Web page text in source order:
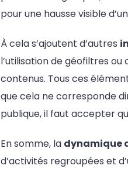
pour une hausse visible
À cela s’ajoutent d’autres
l’utilisation de géofiltres
contenus. Tous ces
que cela ne corresponde
publique, il faut accepter
En somme, la dynamique
d’activités regroupées et